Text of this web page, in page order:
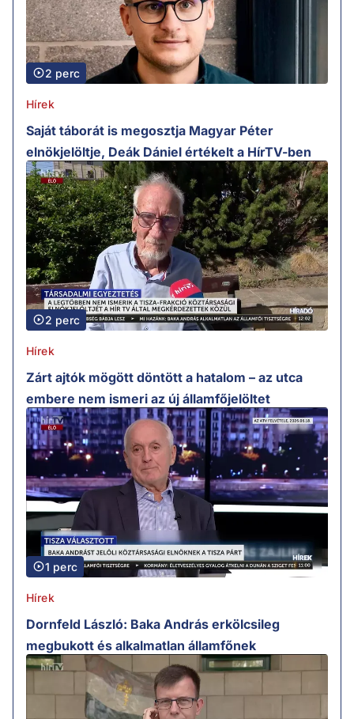
2 perc
Hírek
Saját táborát is megosztja Magyar Péter
elnökjelöltje, Deák Dániel értékelt a HírTV-ben
2 perc
Hírek
Zárt ajtók mögött döntött a hatalom – az utca
embere nem ismeri az új államfőjelöltet
1 perc
Hírek
Dornfeld László: Baka András erkölcsileg
megbukott és alkalmatlan államfőnek